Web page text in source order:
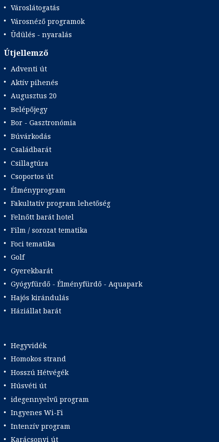
Városlátogatás
Városnéző programok
Üdülés - nyaralás
Útjellemző
Adventi út
Aktív pihenés
Augusztus 20
Belépőjegy
Bor - Gasztronómia
Búvárkodás
Családbarát
Csillagtúra
Csoportos út
Élményprogram
Fakultatív program lehetőség
Felnőtt barát hotel
Film / sorozat tematika
Foci tematika
Golf
Gyerekbarát
Gyógyfürdő - Élményfürdő - Aquapark
Hajós kirándulás
Háziállat barát
Hegyvidék
Homokos strand
Hosszú Hétvégék
Húsvéti út
idegennyelvű program
Ingyenes Wi-Fi
Intenzív program
Karácsonyi út